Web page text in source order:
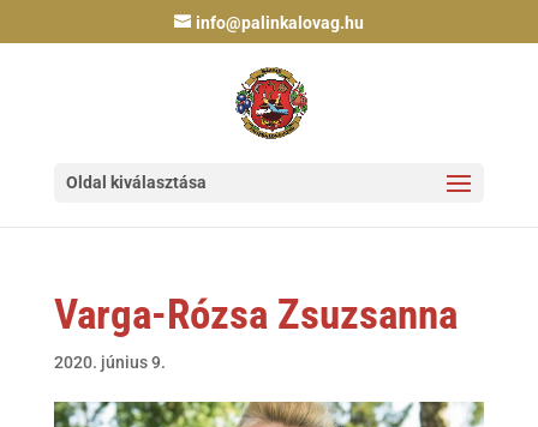
info@palinkalovag.hu
Oldal kiválasztása
Varga-Rózsa Zsuzsanna
2020. június 9.